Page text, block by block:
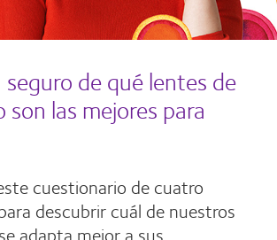
de qué lentes de
las mejores para
cuestionario de cuatro
descubrir cuál de nuestros
adapta mejor a sus